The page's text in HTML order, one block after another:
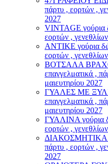
πάρτυ , εορτών ,
2027
VINTAGE γούρια
εορτών ,
ΑΝΤΙΚΕ γούρια
εορτών ,
ΒΟΤΣΑΛΑ
επαγγελματικά ,
μαιευτηρίου 2027
ΓΥΑΛΕΣ ΜΕ
επαγγελματικά ,
μαιευτηρίου 2027
ΓΥΑΛΙΝΑ γούρια
εορτών ,
ΔΙΑΚΟΣΜΗΤΙΚΑ
πάρτυ , εορτών ,
2027